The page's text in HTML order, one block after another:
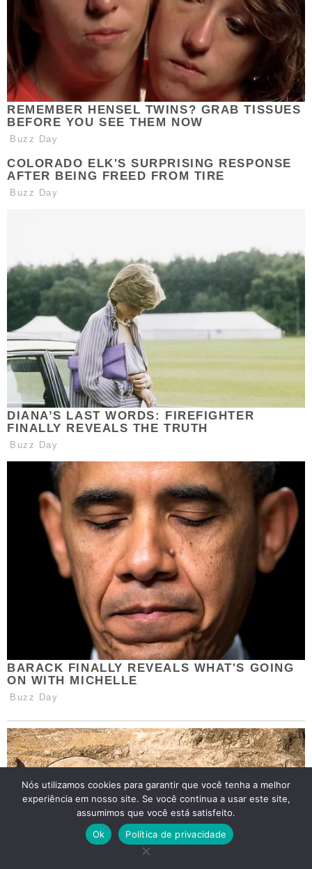
Nós utilizamos cookies para garantir que você tenha a melhor
experiência em nosso site. Se você continua a usar este site,
assumimos que você está satisfeito.
Ok
Política de privacidade